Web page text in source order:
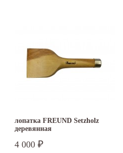
лопатка FREUND Setzholz
деревянная
4 000 ₽